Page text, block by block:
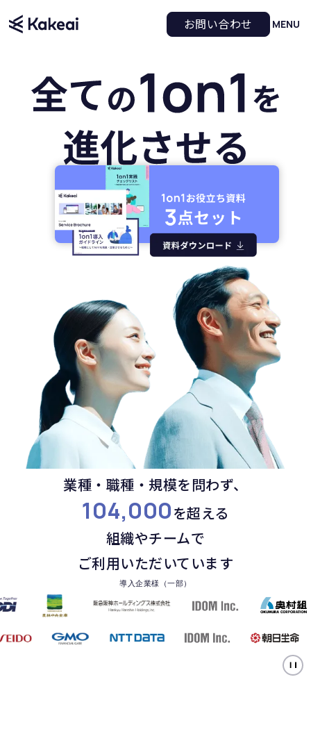
お問い合わせ MENU
業種・職種・規模を問わず、
104,000を超える
組織やチームで
ご利用いただいています
導入企業様（一部）